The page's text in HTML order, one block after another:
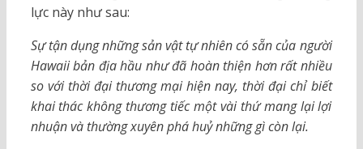
lực này như sau:
Sự tận dụng những sản vật tự nhiên có sẵn của người
Hawaii bản địa hầu như đã hoàn thiện hơn rất nhiều
so với thời đại thương mại hiện nay, thời đại chỉ biết
khai thác không thương tiếc một vài thứ mang lại lợi
nhuận và thường xuyên phá huỷ những gì còn lại.